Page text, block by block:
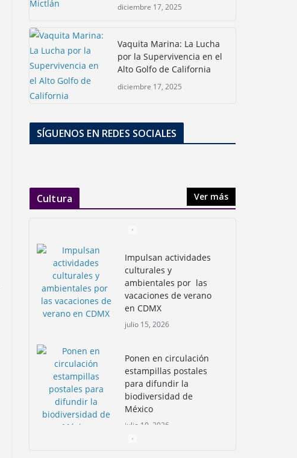
diciembre 17, 2025
Vaquita Marina: La Lucha
por la Supervivencia en el
Alto Golfo de California
diciembre 17, 2025
SÍGUENOS EN REDES SOCIALES
Cultura Ver más
Impulsan actividades
culturales y
ambientales por las
vacaciones de verano
en CDMX
julio 15, 2026
Ponen en circulación
estampillas postales
para difundir la
biodiversidad de
México
julio 10, 2026